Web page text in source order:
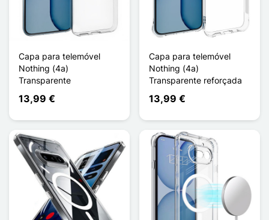
Capa para telemóvel
Nothing (4a)
Transparente
13,99 €
Capa para telemóvel
Nothing (4a)
Transparente reforçada
13,99 €